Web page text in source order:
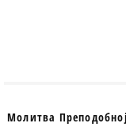
Молитва